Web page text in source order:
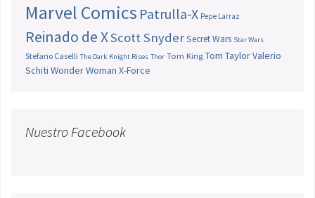
Marvel Comics Patrulla-X Pepe Larraz
Reinado de XScott SnyderSecret Wars Star Wars
Stefano Caselli The Dark Knight Rises Thor Tom King Tom TaylorValerio
Schiti Wonder Woman X-Force
Nuestro Facebook